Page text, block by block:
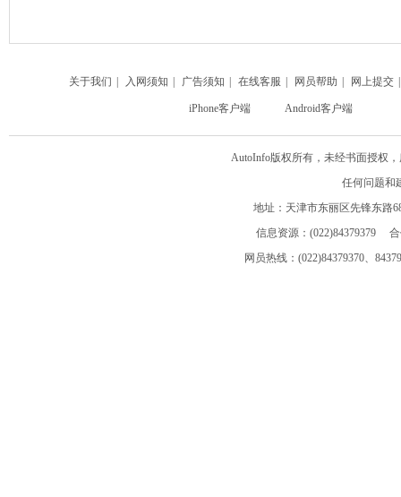
关于我们 入网须知 广告须知 在线客服 网员帮助 网上提交
iPhone客户端 Android客户端
AutoInfo版权所有，未经书面授权
任何问题和
地址：天津市东丽区先锋东
信息资源：(022)84379379
网员热线：(022)84379370、